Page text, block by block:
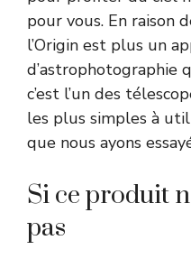
pour vous. En raison
l’Origin est plus un
d’astrophotographie
c’est l’un des
les plus simples à
que nous ayons
Si ce produit
pas